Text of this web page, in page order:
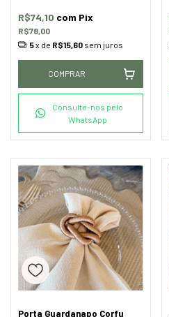
R$78,00
R$74,10 com Pix
5x de R$15,60 sem juros
COMPRAR
Consulte-nos pelo
WhatsApp
Porta Guardanapo Corfu